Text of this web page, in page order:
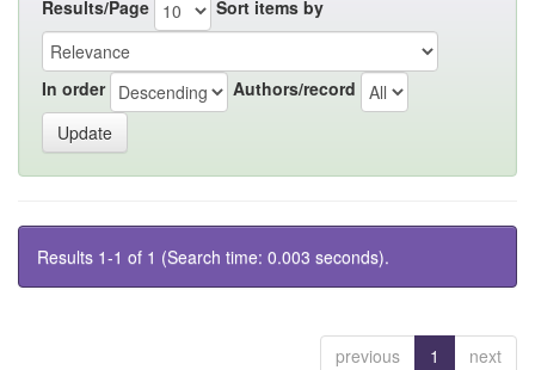
Results/Page Sort items by
In order Authors/record
Results 1-1 of 1 (Search time: 0.003 seconds).
previous 1 next